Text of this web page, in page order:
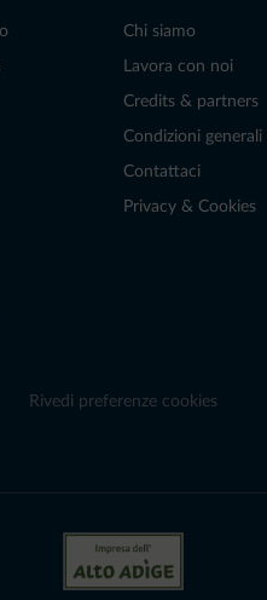
Chi siamo
Lavora con noi
Credits & partners
Condizioni
Contattaci
Privacy & Cookies
Rivedi preferenze cookies